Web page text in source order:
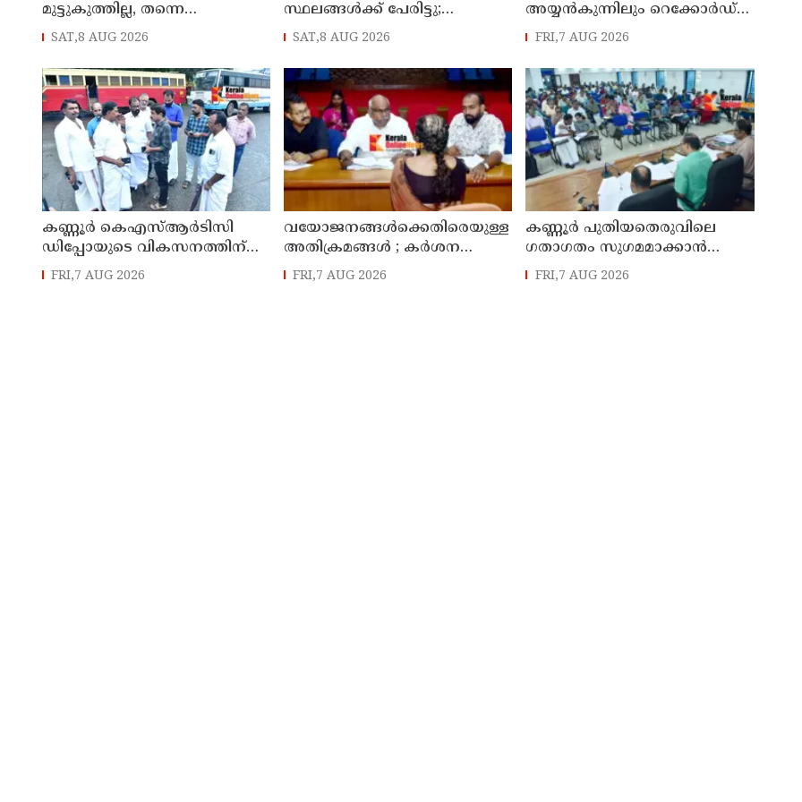
മുട്ടുകുത്തില്ല, തന്നെ
തീവ്രവാദിയാക്കിയത് ഈ
അര്‍ജുന്‍ ആയങ്കി
SAT,8 AUG 2026
സ്ഥലങ്ങള്‍ക്ക് പേരിട്ടു;
ചൈനയ്ക്ക് മറുപടിയുമായി
SAT,8 AUG 2026
അയ്യൻകുന്നിലും റെക്കോർഡ്
മഴ ; ഉദയഗിരിയിൽ നേരിയ
ക്യാമ്പിലേക്ക് മാറ്റി
FRI,7 AUG 2026
കണ്ണൂർ കെഎസ്ആർടിസി
ഡിപ്പോയുടെ വികസനത്തിന്
മാസ്റ്റർ പ്ലാൻ തയ്യാറാക്കി
സമർപ്പിക്കും : ടി ഒ മോഹനൻ
FRI,7 AUG 2026
വയോജനങ്ങൾക്കെതിരെയുള്ള
അതിക്രമങ്ങൾ ; കർശന
നടപടി സ്വീകരിക്കുമെന്ന്
കമ്മീഷൻ
FRI,7 AUG 2026
കണ്ണൂർ പുതിയതെരുവിലെ
ഗതാഗതം സുഗമമാക്കാന്‍
നടപടികള്‍ സ്വീകരിക്കും
FRI,7 AUG 2026